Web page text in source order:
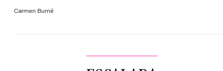
Carmen Burné